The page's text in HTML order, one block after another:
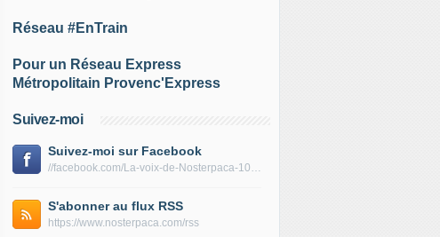
Réseau #EnTrain
Pour un Réseau Express
Métropolitain Provenc'Express
Suivez-moi
Suivez-moi sur Facebook
//facebook.com/La-voix-de-Nosterpaca-106434384284735
S'abonner au flux RSS
https://www.nosterpaca.com/rss